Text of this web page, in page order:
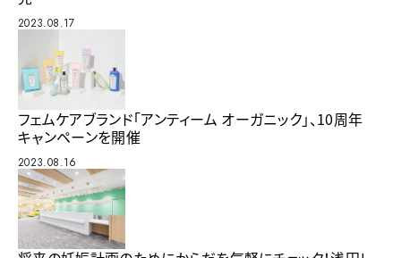
2023.08.17
フェムケアブランド「アンティーム オーガニック」、10周年
キャンペーンを開催
2023.08.16